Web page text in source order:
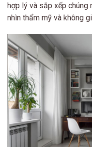
hợp lý và sắp xếp chúng
nhìn thẩm mỹ và không